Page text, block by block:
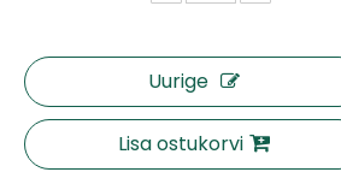
Uurige
Lisa ostukorvi